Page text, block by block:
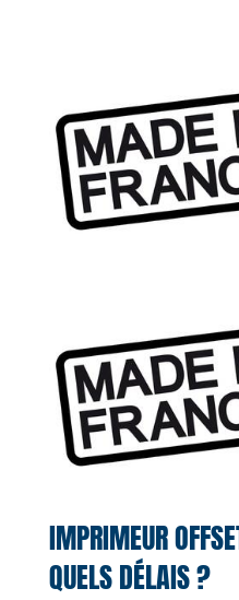
IMPRIMEUR
QUELS DÉLAIS ?